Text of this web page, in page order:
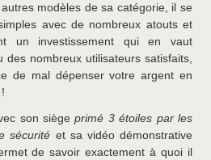
modèles de sa catégorie, il se
avec de nombreux atouts et
un investissement qui en vaut
nombreux utilisateurs satisfaits,
de mal dépenser votre argent en
son siègeprimé 3 étoiles par les
sécurité et sa vidéo démonstrative
de savoir exactement à quoi il